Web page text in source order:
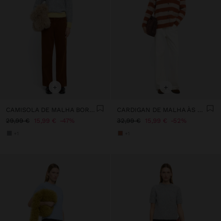
+
CAMISOLA DE MALHA BORDAS CONTRASTANTES
29,99 €
15,99 € 47%
+
CARDIGAN DE MALHA ÀS RISCAS
32,99 €
15,99 € 52%